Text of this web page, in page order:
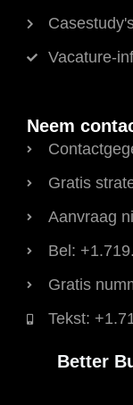
Vacature-
Neem
Gratis
Aanvraag
Bel:
Gratis
Tekst:
Better